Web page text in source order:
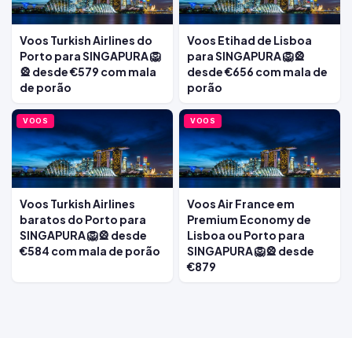
Voos Turkish Airlines do
Porto para SINGAPURA 🦁
🎡 desde €579 com mala
de porão
Voos Etihad de Lisboa
para SINGAPURA 🦁🎡
desde €656 com mala de
porão
VOOS
Voos Turkish Airlines
baratos do Porto para
SINGAPURA 🦁🎡 desde
€584 com mala de porão
VOOS
Voos Air France em
Premium Economy de
Lisboa ou Porto para
SINGAPURA 🦁🎡 desde
€879